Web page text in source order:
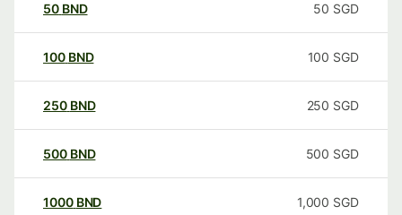
50 BND 50 SGD
100 BND 100 SGD
250 BND 250 SGD
500 BND 500 SGD
1000 BND 1,000 SGD